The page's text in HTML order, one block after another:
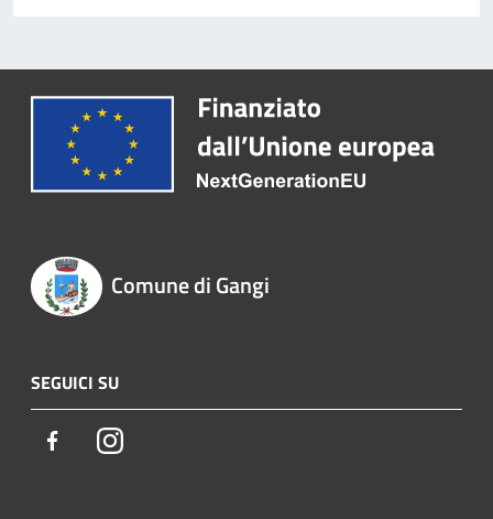
Comune di Gangi
SEGUICI SU
FacebookInstagram